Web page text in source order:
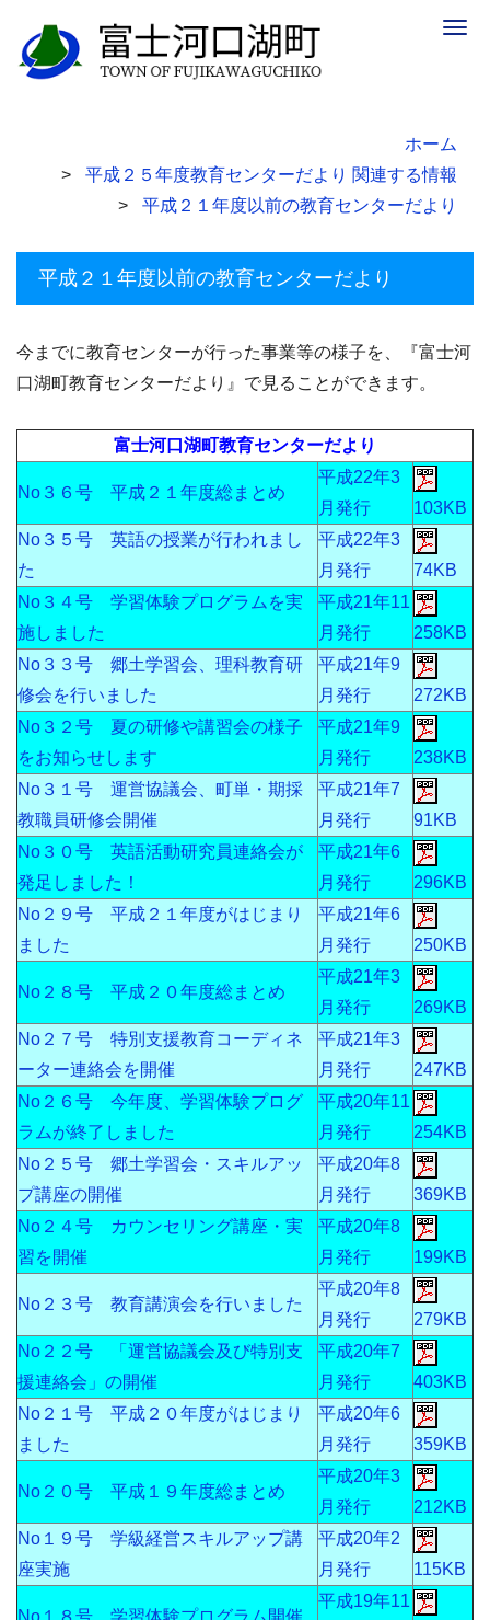
ホーム
平成２５年度教育センターだより 関連する情報
平成２１年度以前の教育センターだより
平成２１年度以前の教育センターだより
今までに教育センターが行った事業等の様子を、『富士河
口湖町教育センターだより』で見ることができます。
富士河口湖町教育センターだより
No３６号 平成２１年度総まとめ
平成22年3
月発行
103KB
No３５号 英語の授業が行われまし
た
平成22年3
月発行
74KB
No３４号 学習体験プログラムを実
施しました
平成21年11
月発行
258KB
No３３号 郷土学習会、理科教育研
修会を行いました
平成21年9
月発行
272KB
No３２号 夏の研修や講習会の様子
をお知らせします
平成21年9
月発行
238KB
No３１号 運営協議会、町単・期採
教職員研修会開催
平成21年7
月発行
91KB
No３０号 英語活動研究員連絡会が
発足しました！
平成21年6
月発行
296KB
No２９号 平成２１年度がはじまり
ました
平成21年6
月発行
250KB
No２８号 平成２０年度総まとめ
平成21年3
月発行
269KB
No２７号 特別支援教育コーディネ
ーター連絡会を開催
平成21年3
月発行
247KB
No２６号 今年度、学習体験プログ
ラムが終了しました
平成20年11
月発行
254KB
No２５号 郷土学習会・スキルアッ
プ講座の開催
平成20年8
月発行
369KB
No２４号 カウンセリング講座・実
習を開催
平成20年8
月発行
199KB
No２３号 教育講演会を行いました
平成20年8
月発行
279KB
No２２号 「運営協議会及び特別支
援連絡会」の開催
平成20年7
月発行
403KB
No２１号 平成２０年度がはじまり
ました
平成20年6
月発行
359KB
No２０号 平成１９年度総まとめ
平成20年3
月発行
212KB
No１９号 学級経営スキルアップ講
座実施
平成20年2
月発行
115KB
No１８号 学習体験プログラム開催
平成19年11